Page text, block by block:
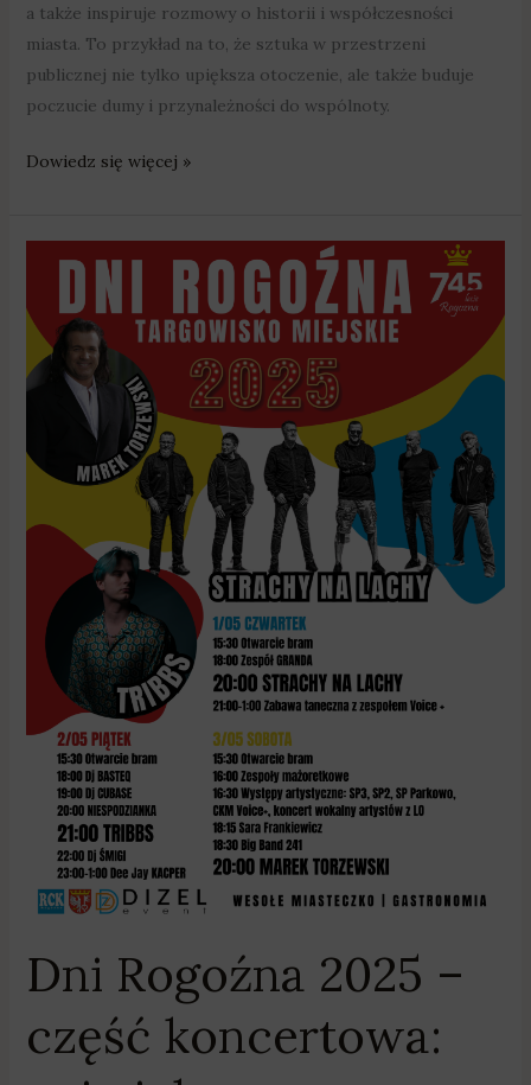
a także inspiruje rozmowy o historii i współczesności
miasta. To przykład na to, że sztuka w przestrzeni
publicznej nie tylko upiększa otoczenie, ale także buduje
poczucie dumy i przynależności do wspólnoty.
Dowiedz się więcej »
Dni Rogoźna 2025 –
część koncertowa:
2025
część
koncertowa:
największe
wydarzenie
roku!